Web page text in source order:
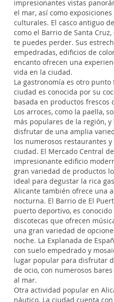
impresionantes vistas
el mar, así como
culturales. El casco antiguo
como el Barrio de Santa
te puedes perder. Sus
empedradas, edificios de
encanto ofrecen una
vida en la ciudad.
La gastronomía es otro
ciudad es conocida por su
basada en productos frescos
Los arroces, como la paella,
más populares de la región,
disfrutar de una amplia
los numerosos restaurantes
ciudad. El Mercado Central
impresionante edificio
gran variedad de productos
ideal para degustar la rica
Alicante también ofrece una
nocturna. El Barrio de El
puerto deportivo, es
discotecas que ofrecen
una gran variedad de
noche. La Explanada de
con suelo empedrado y
lugar popular para disfrutar
de ocio, con numerosos
al mar.
Otra actividad popular en
náutico. La ciudad cuenta